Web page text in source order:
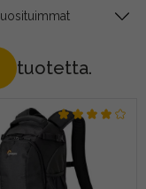
tuotetta.